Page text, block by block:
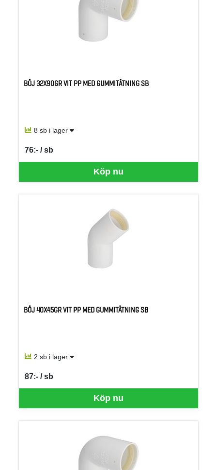
BÖJ 32X90GR VIT PP MED GUMMITÄTNING SB
8 sb i lager
Köp nu
76:- / sb
SEK per SB
BÖJ 40X45GR VIT PP MED GUMMITÄTNING SB
2 sb i lager
Köp nu
87:- / sb
SEK per SB